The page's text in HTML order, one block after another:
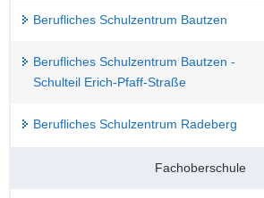
Berufliches Schulzentrum Bautzen
Berufliches Schulzentrum Bautzen -
Schulteil Erich-Pfaff-Straße
Berufliches Schulzentrum Radeberg
Fachoberschule